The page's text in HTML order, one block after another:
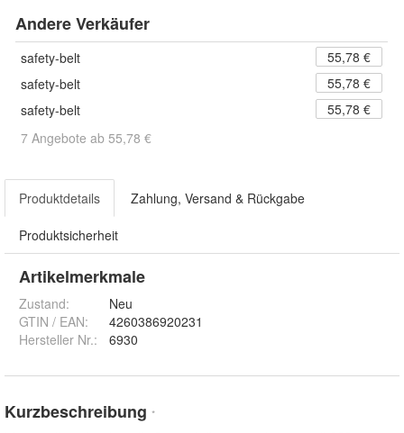
Andere Verkäufer
safety-belt
55,78 €
safety-belt
55,78 €
safety-belt
55,78 €
7 Angebote ab 55,78 €
Produktdetails Zahlung, Versand & Rückgabe
Produktsicherheit
Artikelmerkmale
Zustand:
Neu
GTIN / EAN:
4260386920231
Hersteller Nr.:
6930
Kurzbeschreibung *